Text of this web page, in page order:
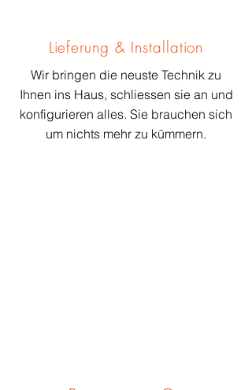
Lieferung & Installation
Wir bringen die neuste Technik zu
Ihnen ins Haus, schliessen sie an und
konfigurieren alles. Sie brauchen sich
um nichts mehr zu kümmern.